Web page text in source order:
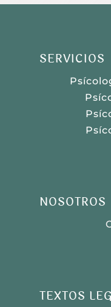
SERVICIOS
NOSOTROS
TEXTOS